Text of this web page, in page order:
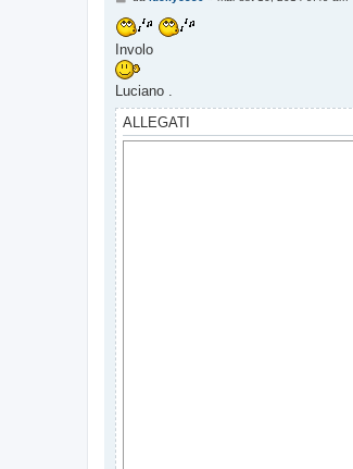
s
s
a
g
g
i
Involo
Luciano .
ALLEGATI